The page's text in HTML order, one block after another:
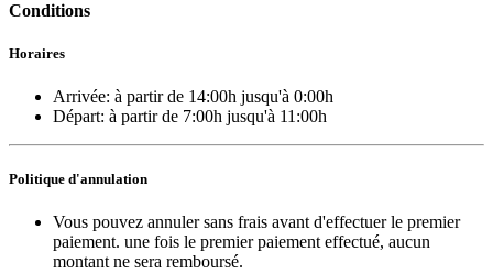
Conditions
Horaires
Arrivée: à partir de 14:00h jusqu'à 0:00h
Départ: à partir de 7:00h jusqu'à 11:00h
Politique d'annulation
Vous pouvez annuler sans frais avant d'effectuer le premier
paiement. une fois le premier paiement effectué, aucun
montant ne sera remboursé.